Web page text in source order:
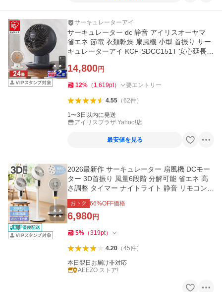
サーキュレーターアイ
サーキュレーター dc 静音 アイリスオーヤマ
省エネ 節電 衣類乾燥 扇風機 小型 首振り サー
キュレーターアイ KCF-SDCC151T 安心延長保
14,800円
12% （ 1,619pt） 要エントリー
4.55（62件）
1〜3日以内に発送
アイリスプラザ Yahoo!店
最安値を見る
2026最新作 サーキュレーター 扇風機 DCモー
ター 3D首振り 風量6段階 分解可能 省エネ 高
さ調整 タイマー ナイトライト 静音 リモコン
空気循環 部屋干し 冷房
おトク 66%OFF価格
6,980円
5% （319pt）
4.20（45件）
本日翌日お届け非対応
AEEZO ストア!